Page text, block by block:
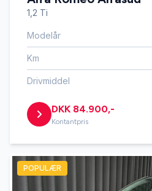
1,2 Ti
Modelår
Km
Drivmiddel
DKK 84.900,-
Kontantpris
POPULÆR